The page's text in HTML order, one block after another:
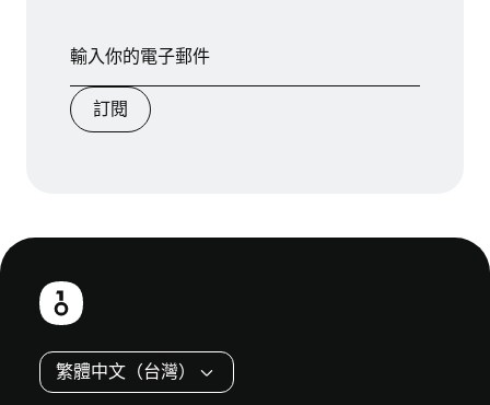
訂閱
頁
繁體中文（台灣）